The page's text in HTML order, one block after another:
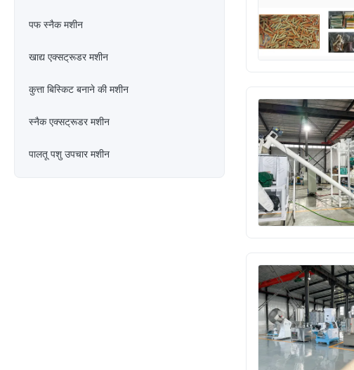
पफ स्नैक मशीन
खाद्य एक्सट्रूडर मशीन
कुत्ता बिस्किट बनाने की मशीन
स्नैक एक्सट्रूडर मशीन
पालतू पशु उपचार मशीन